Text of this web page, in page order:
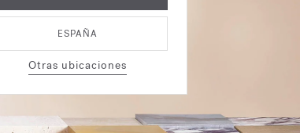
ESPAÑA
Otras ubicaciones